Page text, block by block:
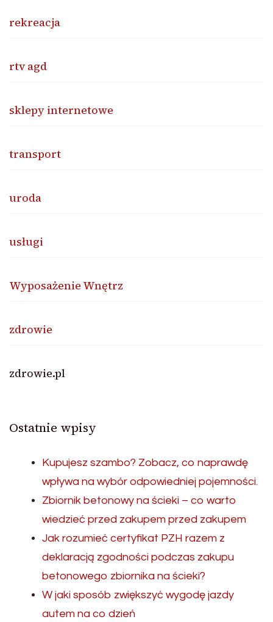
rekreacja
rtv agd
sklepy internetowe
transport
uroda
usługi
Wyposażenie Wnętrz
zdrowie
zdrowie.pl
Ostatnie wpisy
Kupujesz szambo? Zobacz, co naprawdę
wpływa na wybór odpowiedniej pojemności.
Zbiornik betonowy na ścieki – co warto
wiedzieć przed zakupem przed zakupem
Jak rozumieć certyfikat PZH razem z
deklaracją zgodności podczas zakupu
betonowego zbiornika na ścieki?
W jaki sposób zwiększyć wygodę jazdy
autem na co dzień